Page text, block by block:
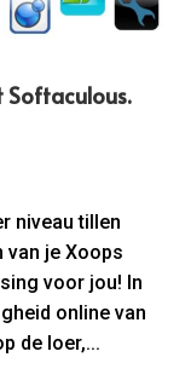
Softaculous.​
niveau tillen
van je Xoops
voor jou! In
online van
de loer,...